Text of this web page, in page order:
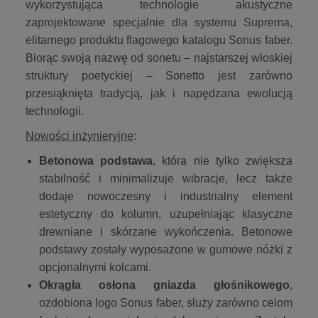
wykorzystująca technologie akustyczne
zaprojektowane specjalnie dla systemu Suprema,
elitarnego produktu flagowego katalogu Sonus faber.
Biorąc swoją nazwę od sonetu – najstarszej włoskiej
struktury poetyckiej – Sonetto jest zarówno
przesiąknięta tradycją, jak i napędzana ewolucją
technologii.
Nowości inżynieryjne:
Betonowa podstawa, która nie tylko zwiększa
stabilność i minimalizuje wibracje, lecz także
dodaje nowoczesny i industrialny element
estetyczny do kolumn, uzupełniając klasyczne
drewniane i skórzane wykończenia. Betonowe
podstawy zostały wyposażone w gumowe nóżki z
opcjonalnymi kolcami.
Okrągła osłona gniazda głośnikowego,
ozdobiona logo Sonus faber, służy zarówno celom